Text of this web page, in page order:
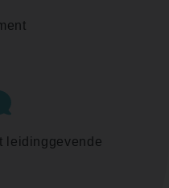
leidinggevende